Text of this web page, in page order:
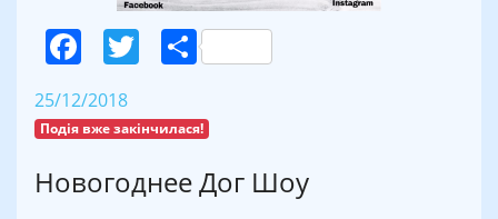
Facebook
Twitter
Поділитися
25/12/2018
Подія вже закінчилася!
Новогоднее Дог Шоу